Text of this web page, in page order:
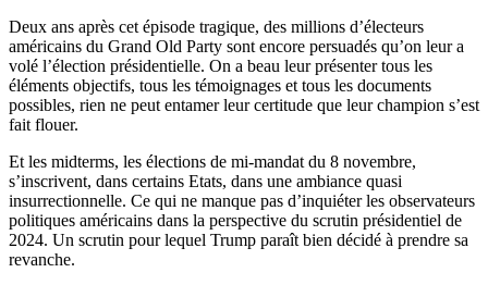
Deux ans après cet épisode tragique, des millions d’électeurs
américains du Grand Old Party sont encore persuadés qu’on leur a
volé l’élection présidentielle. On a beau leur présenter tous les
éléments objectifs, tous les témoignages et tous les documents
possibles, rien ne peut entamer leur certitude que leur champion s’est
fait flouer.
Et les midterms, les élections de mi-mandat du 8 novembre,
s’inscrivent, dans certains Etats, dans une ambiance quasi
insurrectionnelle. Ce qui ne manque pas d’inquiéter les observateurs
politiques américains dans la perspective du scrutin présidentiel de
2024. Un scrutin pour lequel Trump paraît bien décidé à prendre sa
revanche.